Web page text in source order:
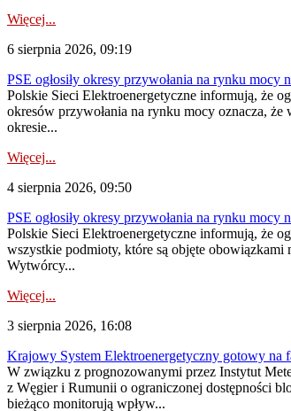
Więcej...
6 sierpnia 2026, 09:19
PSE ogłosiły okresy przywołania na rynku mocy
Polskie Sieci Elektroenergetyczne informują, że
okresów przywołania na rynku mocy oznacza,
okresie...
Więcej...
4 sierpnia 2026, 09:50
PSE ogłosiły okresy przywołania na rynku mocy
Polskie Sieci Elektroenergetyczne informują, że
wszystkie podmioty, które są objęte
Wytwórcy...
Więcej...
3 sierpnia 2026, 16:08
Krajowy System Elektroenergetyczny gotowy na
W związku z prognozowanymi przez Instytut
z Węgier i Rumunii o ograniczonej dostępności
bieżąco monitorują wpływ...